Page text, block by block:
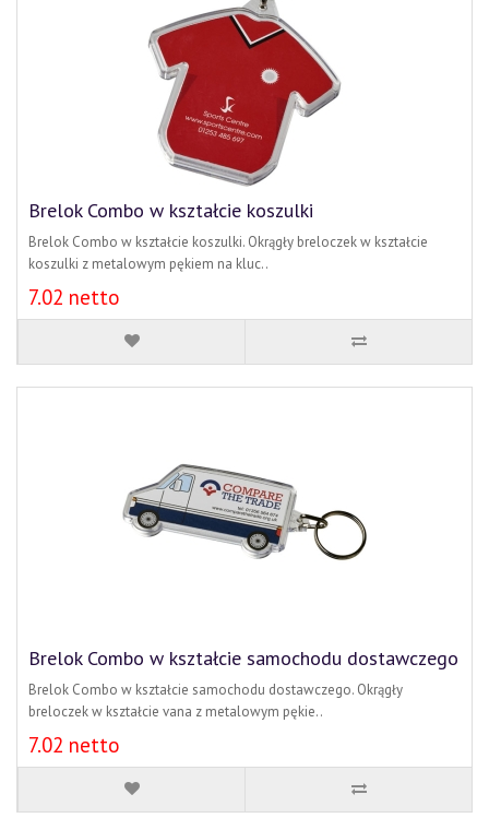
Brelok Combo w kształcie koszulki
Brelok Combo w kształcie koszulki. Okrągły breloczek w kształcie
koszulki z metalowym pękiem na kluc..
7.02 netto
Brelok Combo w kształcie samochodu dostawczego
Brelok Combo w kształcie samochodu dostawczego. Okrągły
breloczek w kształcie vana z metalowym pękie..
7.02 netto